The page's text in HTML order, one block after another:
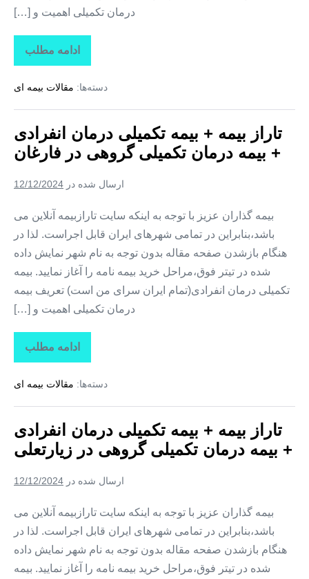
درمان تکمیلی اهمیت و […]
ادامه مطلب
تاراز
بیمه
بیمه
درمان
+
بیمه
درمان
تکمیلی
در
دسته‌ها: مقالات بیمه ای
تاراز بیمه + بیمه تکمیلی درمان انفرادی
+ بیمه درمان تکمیلی گروهی در فارغان
ارسال شده در 12/12/2024
بیمه گذاران عزیز با توجه به اینکه سایت تارازبیمه آنلاین می
باشد،بنابراین در تمامی شهرهای ایران قابل اجراست. لذا در
هنگام بازشدن صفحه مقاله بدون توجه به نام شهر نمایش داده
شده در تیتر فوق،مراحل خرید بیمه نامه را آغاز نمایید. بیمه
تکمیلی درمان انفرادی(تمام ایران سرای من است) تعریف بیمه
درمان تکمیلی اهمیت و […]
ادامه مطلب
تاراز
بیمه
بیمه
درمان
+
بیمه
درمان
تکمیلی
در
دسته‌ها: مقالات بیمه ای
تاراز بیمه + بیمه تکمیلی درمان انفرادی
+ بیمه درمان تکمیلی گروهی در زیارتعلی
ارسال شده در 12/12/2024
بیمه گذاران عزیز با توجه به اینکه سایت تارازبیمه آنلاین می
باشد،بنابراین در تمامی شهرهای ایران قابل اجراست. لذا در
هنگام بازشدن صفحه مقاله بدون توجه به نام شهر نمایش داده
شده در تیتر فوق،مراحل خرید بیمه نامه را آغاز نمایید. بیمه